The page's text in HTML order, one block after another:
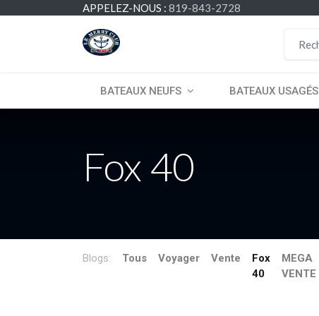
APPELEZ-NOUS : 819-843-2728
BATEAUX NEUFS BATEAUX USAGÉS
Fox 40
Blogs: Tous Voyager Vente
Fox
40
MEGA
VENTE